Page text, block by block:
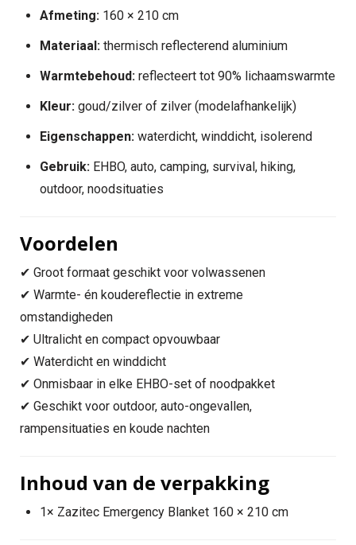
Afmeting: 160 × 210 cm
Materiaal: thermisch reflecterend aluminium
Warmtebehoud: reflecteert tot 90% lichaamswarmte
Kleur: goud/zilver of zilver (modelafhankelijk)
Eigenschappen: waterdicht, winddicht, isolerend
Gebruik: EHBO, auto, camping, survival, hiking,
outdoor, noodsituaties
Voordelen
✔ Groot formaat geschikt voor volwassenen
✔ Warmte- én koudereflectie in extreme
omstandigheden
✔ Ultralicht en compact opvouwbaar
✔ Waterdicht en winddicht
✔ Onmisbaar in elke EHBO-set of noodpakket
✔ Geschikt voor outdoor, auto-ongevallen,
rampensituaties en koude nachten
Inhoud van de verpakking
1× Zazitec Emergency Blanket 160 × 210 cm